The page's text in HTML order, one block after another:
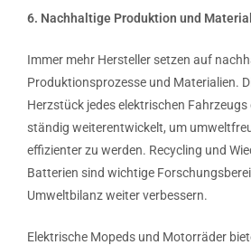
6. Nachhaltige Produktion und
Immer mehr Hersteller setzen auf
Produktionsprozesse und Materialien.
Herzstück jedes elektrischen
ständig weiterentwickelt, um
effizienter zu werden. Recycling und
Batterien sind wichtige
Umweltbilanz weiter verbessern.
Elektrische Mopeds und Motorräder